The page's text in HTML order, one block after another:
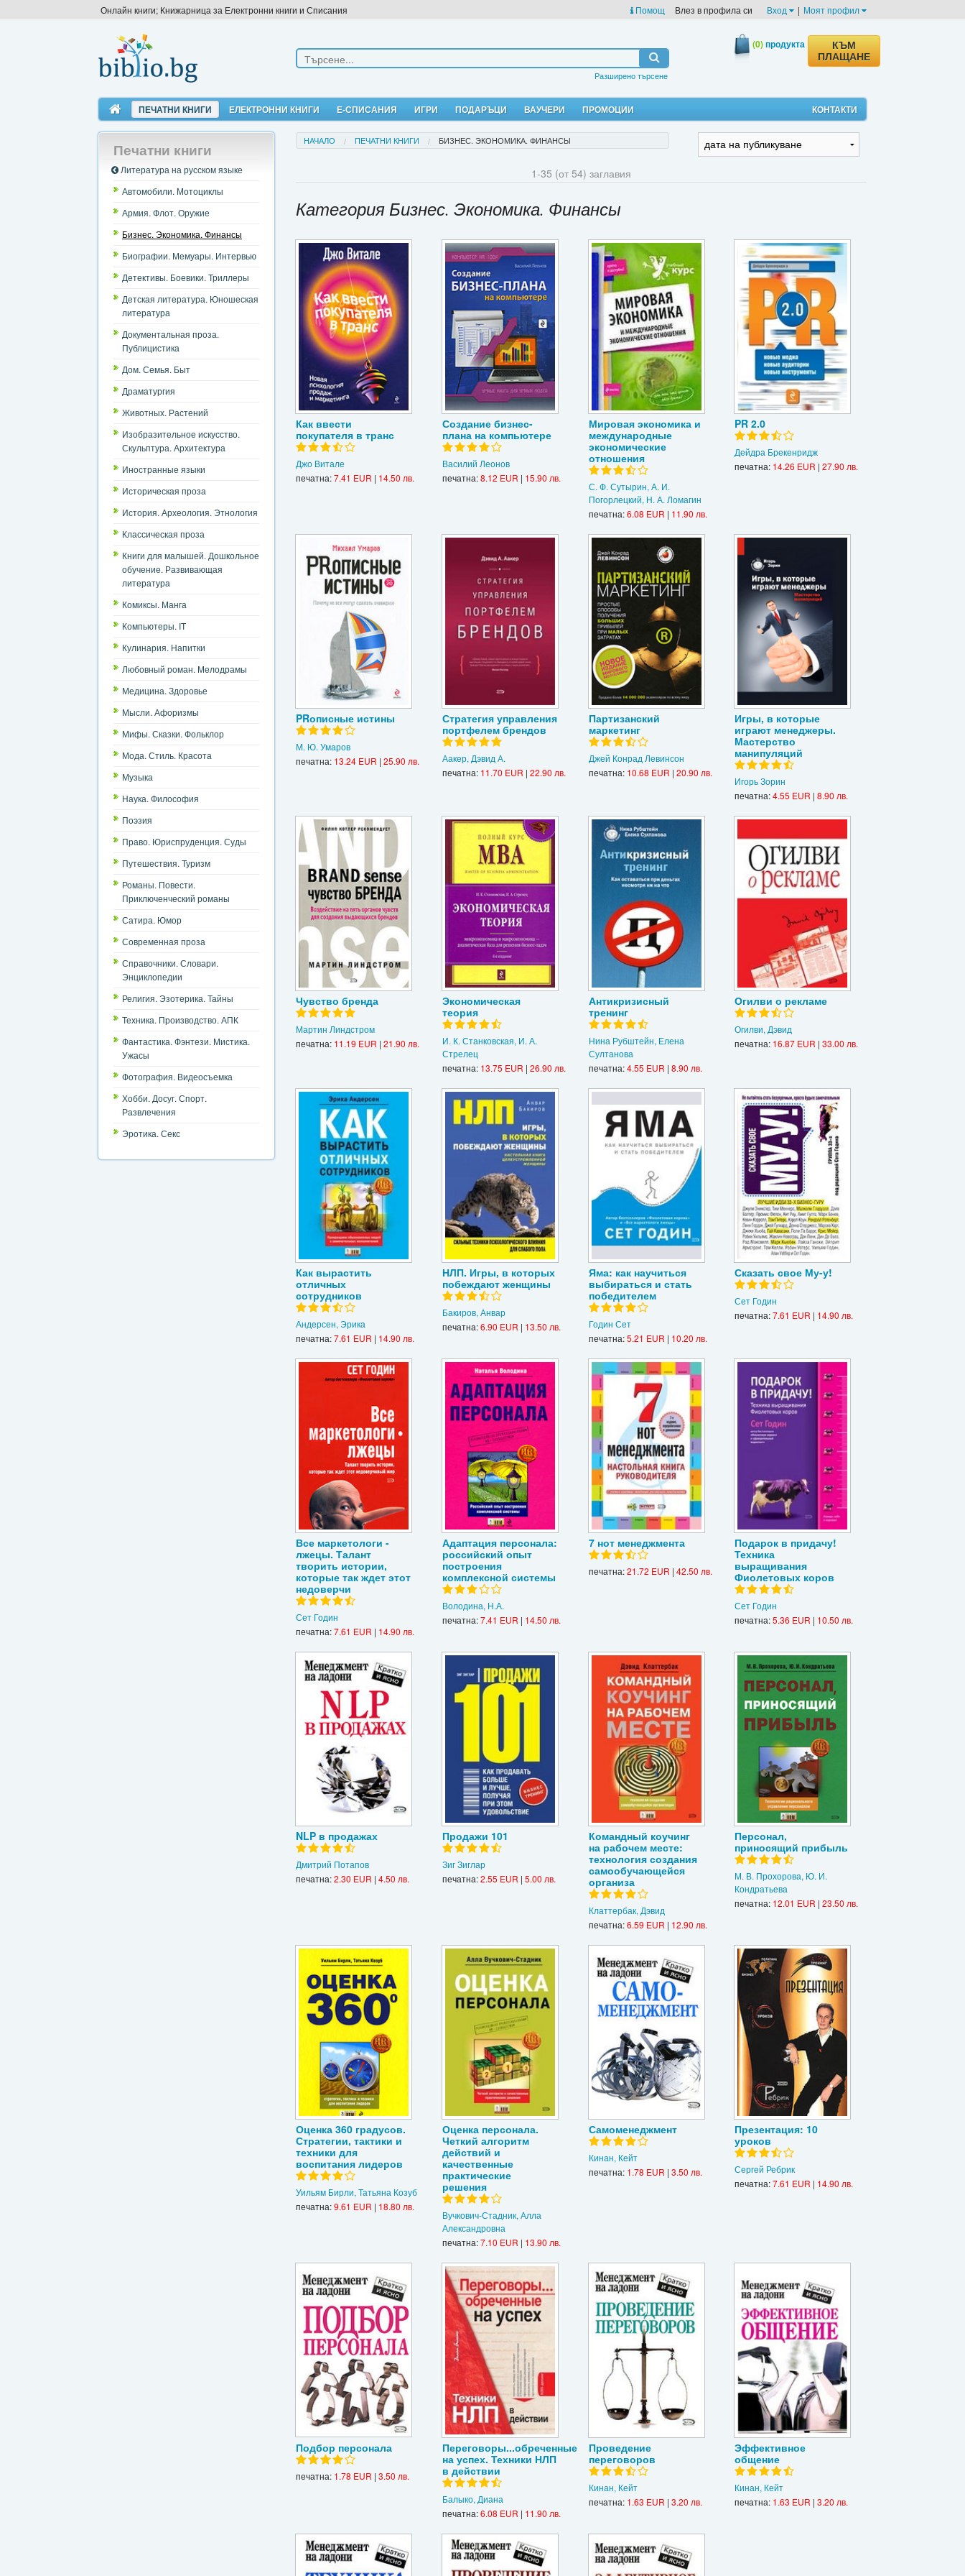
Онлайн книги; Книжарница за Електронни книги и Списания Помощ Влез в профила си Вход | Моят профил
Разширено търсене
(0)продукта
КЪМ
ПЛАЩАНЕ
ПЕЧАТНИ КНИГИ ЕЛЕКТРОННИ КНИГИ Е-СПИСАНИЯ ИГРИ ПОДАРЪЦИ ВАУЧЕРИ ПРОМОЦИИ КОНТАКТИ
Печатни книги
Литература на русском языке
Автомобили. Мотоциклы
Армия. Флот. Оружие
Бизнес. Экономика. Финансы
Биографии. Мемуары. Интервью
Детективы. Боевики. Триллеры
Детская литература. Юношеская
литература
Документальная проза.
Публицистика
Дом. Семья. Быт
Драматургия
Животных. Растений
Изобразительное искусство.
Скульптура. Архитектура
Иностранные языки
Историческая проза
История. Археология. Этнология
Классическая проза
Книги для малышей. Дошкольное
обучение. Развивающая
литература
Комиксы. Манга
Компьютеры. IT
Кулинария. Напитки
Любовный роман. Мелодрамы
Медицина. Здоровье
Мысли. Афоризмы
Мифы. Сказки. Фольклор
Мода. Стиль. Красота
Музыка
Наука. Философия
Поэзия
Право. Юриспруденция. Суды
Путешествия. Туризм
Романы. Повести.
Приключенческий романы
Сатира. Юмор
Современная проза
Справочники. Словари.
Энциклопедии
Религия. Эзотерика. Тайны
Техника. Производство. АПК
Фантастика. Фэнтези. Мистика.
Ужасы
Фотография. Видеосъемка
Хобби. Досуг. Спорт.
Развлечения
Эротика. Секс
НАЧАЛО ПЕЧАТНИ КНИГИ БИЗНЕС. ЭКОНОМИКА. ФИНАНСЫ
1-35 (от 54) заглавия
Категория Бизнес. Экономика. Финансы
Как ввести
покупателя в транс
Джо Витале
печатна:7.41 EUR | 14.50 лв.
Создание бизнес-
плана на компьютере
Василий Леонов
печатна:8.12 EUR | 15.90 лв.
Мировая экономика и
международные
экономические
отношения
С. Ф. Сутырин, А. И.
Погорлецкий, Н. А. Ломагин
печатна:6.08 EUR | 11.90 лв.
PR 2.0
Дейдра Брекенридж
печатна: 14.26 EUR |27.90 лв.
PRописные истины
М. Ю. Умаров
печатна: 13.24 EUR | 25.90 лв.
Стратегия управления
портфелем брендов
Аакер, Дэвид А.
печатна: 11.70 EUR | 22.90 лв.
Партизанский
маркетинг
Джей Конрад Левинсон
печатна: 10.68 EUR | 20.90 лв.
Игры, в которые
играют менеджеры.
Мастерство
манипуляций
Игорь Зорин
печатна:4.55 EUR |8.90 лв.
Чувство бренда
Мартин Линдстром
печатна: 11.19 EUR | 21.90 лв.
Экономическая
теория
И. К. Станковская, И. А.
Стрелец
печатна: 13.75 EUR | 26.90 лв.
Антикризисный
тренинг
Нина Рубштейн, Елена
Султанова
печатна:4.55 EUR | 8.90 лв.
Огилви о рекламе
Огилви, Дэвид
печатна: 16.87 EUR |33.00 лв.
Как вырастить
отличных
сотрудников
Андерсен, Эрика
печатна:7.61 EUR | 14.90 лв.
НЛП. Игры, в которых
побеждают женщины
Бакиров, Анвар
печатна:6.90 EUR | 13.50 лв.
Яма: как научиться
выбираться и стать
победителем
Годин Сет
печатна:5.21 EUR | 10.20 лв.
Сказать свое Му-у!
Сет Годин
печатна:7.61 EUR | 14.90 лв.
Все маркетологи -
лжецы. Талант
творить истории,
которые так ждет этот
недоверчи
Сет Годин
печатна:7.61 EUR | 14.90 лв.
Адаптация персонала:
российский опыт
построения
комплексной системы
Володина, Н.А.
печатна:7.41 EUR | 14.50 лв.
7 нот менеджмента
печатна:21.72 EUR | 42.50 лв.
Подарок в придачу!
Техника
выращивания
Фиолетовых коров
Сет Годин
печатна:5.36 EUR | 10.50 лв.
NLP в продажах
Дмитрий Потапов
печатна:2.30 EUR | 4.50 лв.
Продажи 101
Зиг Зиглар
печатна:2.55 EUR | 5.00 лв.
Командный коучинг
на рабочем месте:
технология создания
самообучающейся
организа
Клаттербак, Дэвид
печатна:6.59 EUR | 12.90 лв.
Персонал,
приносящий прибыль
М. В. Прохорова, Ю. И.
Кондратьева
печатна: 12.01 EUR |23.50 лв.
Оценка 360 градусов.
Стратегии, тактики и
техники для
воспитания лидеров
Уильям Бирли, Татьяна Козуб
печатна:9.61 EUR | 18.80 лв.
Оценка персонала.
Четкий алгоритм
действий и
качественные
практические
решения
Вучкович-Стадник, Алла
Александровна
печатна:7.10 EUR | 13.90 лв.
Самоменеджмент
Кинан, Кейт
печатна: 1.78 EUR | 3.50 лв.
Презентация: 10
уроков
Сергей Ребрик
печатна:7.61 EUR | 14.90 лв.
Подбор персонала
печатна: 1.78 EUR | 3.50 лв.
Переговоры...обреченные
на успех. Техники НЛП
в действии
Балыко, Диана
печатна:6.08 EUR | 11.90 лв.
Проведение
переговоров
Кинан, Кейт
печатна: 1.63 EUR | 3.20 лв.
Эффективное
общение
Кинан, Кейт
печатна: 1.63 EUR |3.20 лв.